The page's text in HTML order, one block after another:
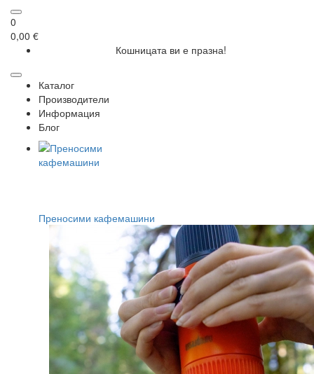
0
0,00 €
Кошницата ви е празна!
Каталог
Производители
Информация
Блог
Преносими кафемашини